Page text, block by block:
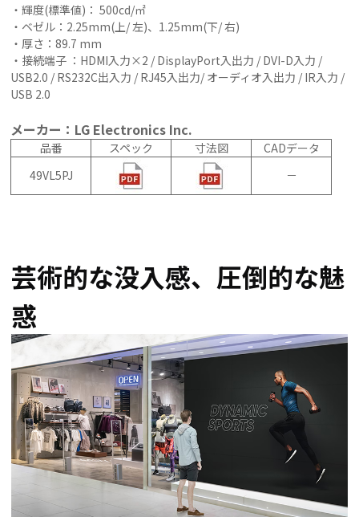
・輝度(標準値)： 500cd/㎡
・ベゼル：2.25mm(上/ 左)、1.25mm(下/ 右)
・厚さ：89.7 mm
・接続端子 ：HDMI入力×2 / DisplayPort入出力 / DVI-D入力 /
USB2.0 / RS232C出入力 / RJ45入出力/ オーディオ入出力 / IR入力 /
USB 2.0
メーカー：LG Electronics Inc.
品番 スペック 寸法図
CADデータ
49VL5PJ
－
芸術的な没入感、圧倒的な魅
惑